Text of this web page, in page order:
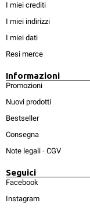
I miei crediti
I miei indirizzi
I miei dati
Resi merce
Informazioni
Promozioni
Nuovi prodotti
Bestseller
Consegna
Note legali - CGV
Seguici
Facebook
Instagram